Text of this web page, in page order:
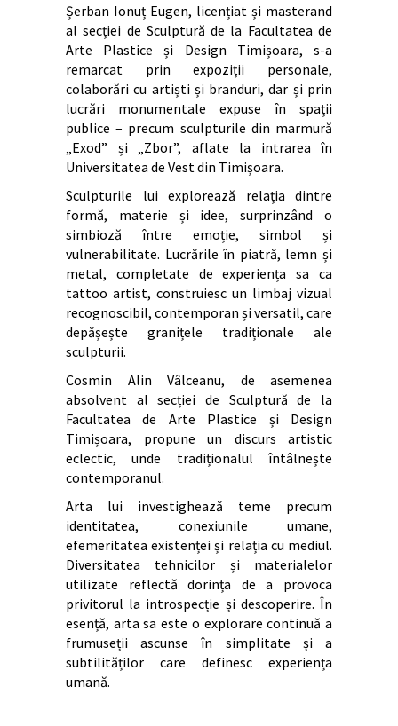
Șerban Ionuț Eugen, licențiat și masterand
al secției de Sculptură de la Facultatea de
Arte Plastice și Design Timișoara, s-a
remarcat prin expoziții personale,
colaborări cu artiști și branduri, dar și prin
lucrări monumentale expuse în spații
publice – precum sculpturile din marmură
„Exod” și „Zbor”, aflate la intrarea în
Universitatea de Vest din Timișoara.
Sculpturile lui explorează relația dintre
formă, materie și idee, surprinzând o
simbioză între emoție, simbol și
vulnerabilitate. Lucrările în piatră, lemn și
metal, completate de experiența sa ca
tattoo artist, construiesc un limbaj vizual
recognoscibil, contemporan și versatil, care
depășește granițele tradiționale ale
sculpturii.
Cosmin Alin Vâlceanu, de asemenea
absolvent al secției de Sculptură de la
Facultatea de Arte Plastice și Design
Timișoara, propune un discurs artistic
eclectic, unde tradiționalul întâlnește
contemporanul.
Arta lui investighează teme precum
identitatea, conexiunile umane,
efemeritatea existenței și relația cu mediul.
Diversitatea tehnicilor și materialelor
utilizate reflectă dorința de a provoca
privitorul la introspecție și descoperire. În
esență, arta sa este o explorare continuă a
frumuseții ascunse în simplitate și a
subtilităților care definesc experiența
umană.